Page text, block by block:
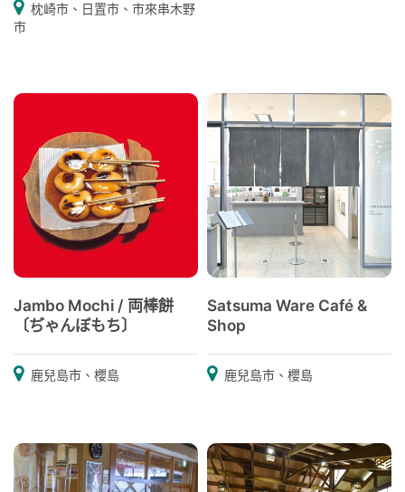
枕崎市、日置市、市來串木野
市
Jambo Mochi / 両棒餅
〔ぢゃんぼもち〕
鹿兒島市、櫻島
Satsuma Ware Café &
Shop
鹿兒島市、櫻島